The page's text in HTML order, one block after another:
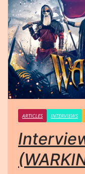
ARTICLES INTERVIEWS